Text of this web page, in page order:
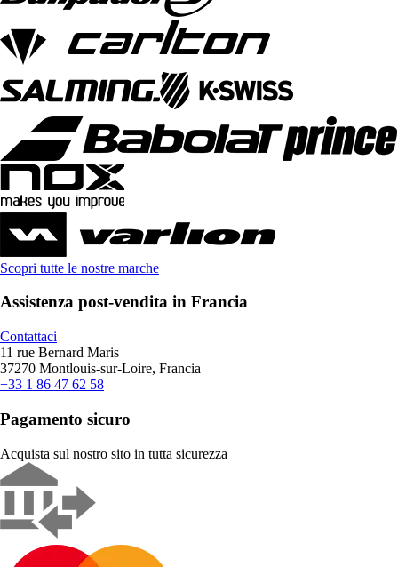
Scopri tutte le nostre marche
Assistenza post-vendita in Francia
Contattaci
11 rue Bernard Maris
37270 Montlouis-sur-Loire, Francia
+33 1 86 47 62 58
Pagamento sicuro
Acquista sul nostro sito in tutta sicurezza